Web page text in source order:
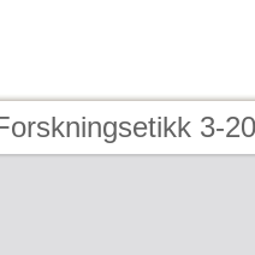
3-